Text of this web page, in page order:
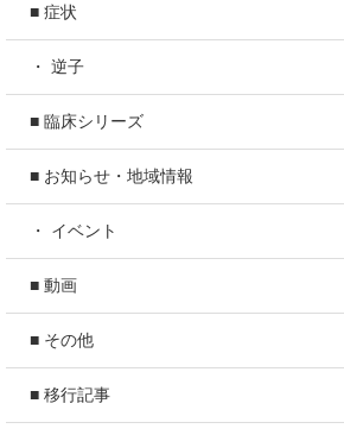
■ 症状
・ 逆子
■ 臨床シリーズ
■ お知らせ・地域情報
・ イベント
■ 動画
■ その他
■ 移行記事